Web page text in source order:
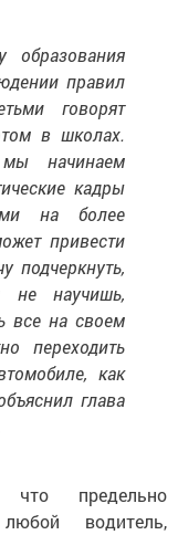
образования
правил
говорят
в школах.
начинаем
кадры
на более
привести
подчеркнуть,
не научишь,
все на своем
переходить
как
глава
что предельно
водитель,